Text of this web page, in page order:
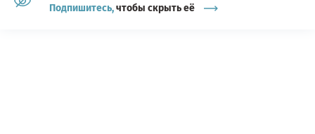
Подпишитесь,чтобы скрыть её